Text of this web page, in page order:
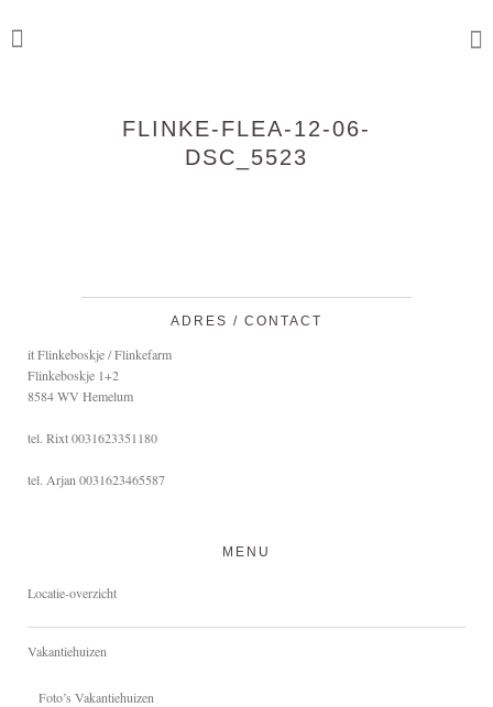
FLINKE-FLEA-12-06-
DSC_5523
ADRES / CONTACT
it Flinkeboskje / Flinkefarm
Flinkeboskje 1+2
8584 WV Hemelum
tel. Rixt 0031623351180
tel. Arjan 0031623465587
MENU
Locatie-overzicht
Vakantiehuizen
Foto’s Vakantiehuizen